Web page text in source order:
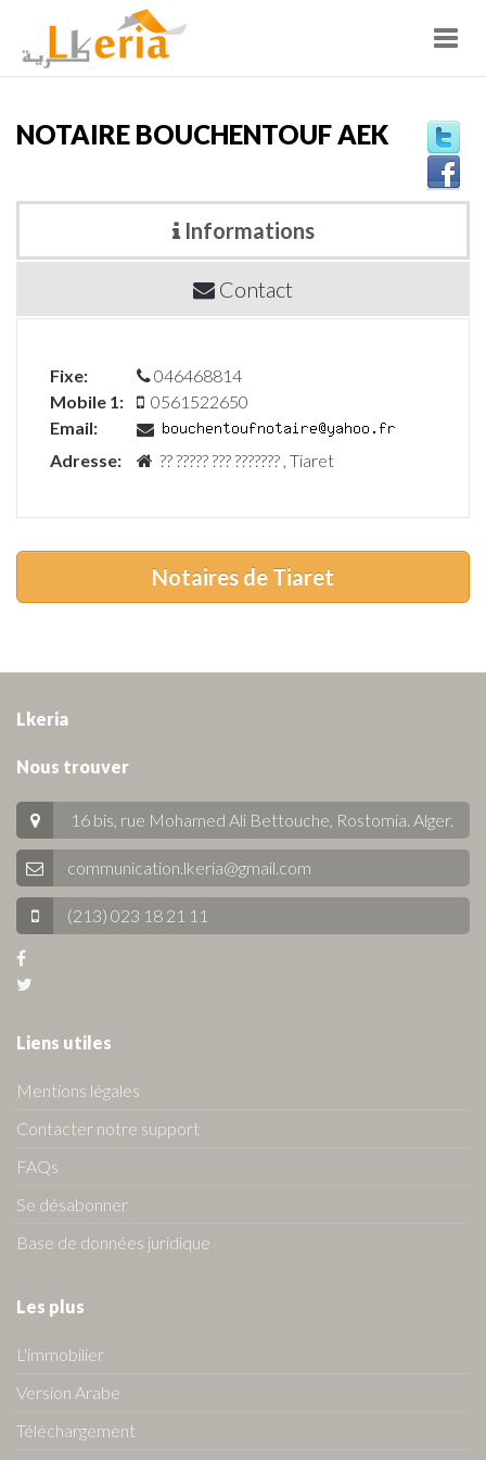
NOTAIRE BOUCHENTOUF AEK
Informations
Contact
Fixe:
046468814
Mobile 1:
0561522650
Email:
Adresse:
?? ????? ??? ??????? , Tiaret
Notaires de Tiaret
Lkeria
Nous trouver
16 bis, rue Mohamed Ali Bettouche, Rostomia. Alger.
communication.lkeria@gmail.com
(213) 023 18 21 11
Liens utiles
Mentions légales
Contacter notre support
FAQs
Se désabonner
Base de données juridique
Les plus
L'immobilier
Version Arabe
Téléchargement